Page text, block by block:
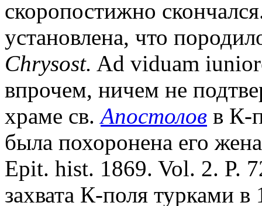
скоропостижно
установлена, что
Chrysost. Ad viduam
впрочем, ничем не
храме св.Апостолов в К-
была похоронена его
Epit. hist. 1869. Vol. 2. P.
захвата К-поля турками в